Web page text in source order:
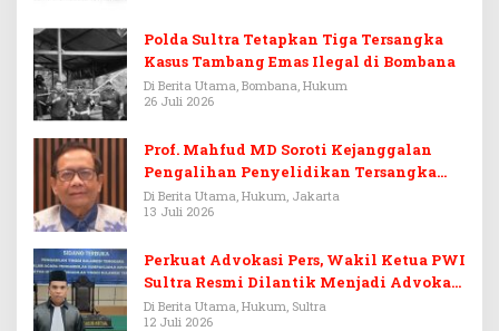
Polda Sultra Tetapkan Tiga Tersangka
Kasus Tambang Emas Ilegal di Bombana
Di Berita Utama, Bombana, Hukum
26 Juli 2026
Prof. Mahfud MD Soroti Kejanggalan
Pengalihan Penyelidikan Tersangka
Febrie Adriansyah
Di Berita Utama, Hukum, Jakarta
13 Juli 2026
Perkuat Advokasi Pers, Wakil Ketua PWI
Sultra Resmi Dilantik Menjadi Advokat
PERADI
Di Berita Utama, Hukum, Sultra
12 Juli 2026